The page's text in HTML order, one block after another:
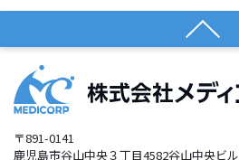
〒891-0141
鹿児島市谷山中央３丁目4582谷山中央ビル